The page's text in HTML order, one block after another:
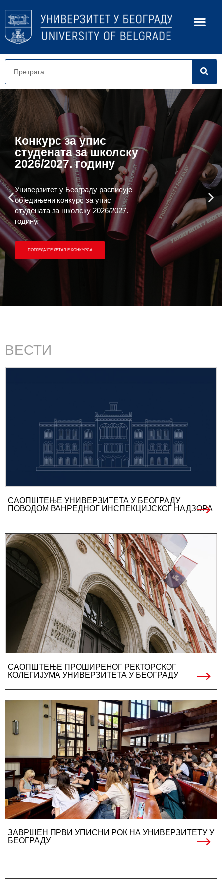
ВЕСТИ
САОПШТЕЊЕ УНИВЕРЗИТЕТА У БЕОГРАДУ
ПОВОДОМ ВАНРЕДНОГ ИНСПЕКЦИЈСКОГ НАДЗОРА
САОПШТЕЊЕ ПРОШИРЕНОГ РЕКТОРСКОГ
КОЛЕГИЈУМА УНИВЕРЗИТЕТА У БЕОГРАДУ
ЗАВРШЕН ПРВИ УПИСНИ РОК НА УНИВЕРЗИТЕТУ У
БЕОГРАДУ